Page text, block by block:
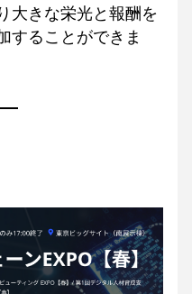
大きな栄光と報酬を
することができま